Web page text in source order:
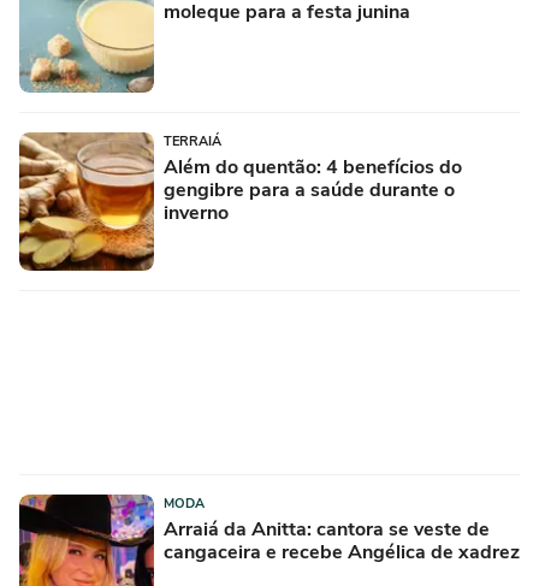
moleque para a festa junina
TERRAIÁ
Além do quentão: 4 benefícios do
gengibre para a saúde durante o
inverno
MODA
Arraiá da Anitta: cantora se veste de
cangaceira e recebe Angélica de xadrez